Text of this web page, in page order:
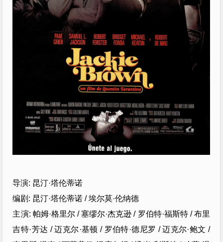
导演: 昆汀·塔伦蒂诺
编剧: 昆汀·塔伦蒂诺 / 埃尔莫·伦纳德
主演: 帕姆·格里尔 / 塞缪尔·杰克逊 / 罗伯特·福斯特 / 布里
吉特·芳达 / 迈克尔·基顿 / 罗伯特·德尼罗 / 迈克尔·鲍文 /